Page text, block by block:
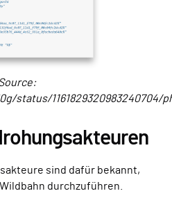
status/1161829320983240704/
sind dafür bekannt,
durchzuführen.